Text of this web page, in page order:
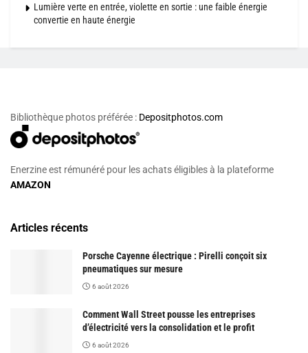
Lumière verte en entrée, violette en sortie : une faible énergie
convertie en haute énergie
Bibliothèque photos préférée : Depositphotos.com
Enerzine est rémunéré pour les achats éligibles à la plateforme
AMAZON
Articles récents
Porsche Cayenne électrique : Pirelli conçoit six
pneumatiques sur mesure
6 août 2026
Comment Wall Street pousse les entreprises
d’électricité vers la consolidation et le profit
6 août 2026